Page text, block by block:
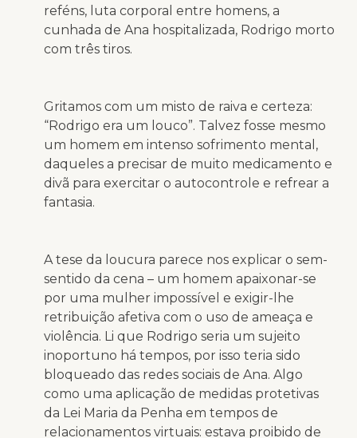
reféns, luta corporal entre homens, a
cunhada de Ana hospitalizada, Rodrigo morto
com três tiros.
Gritamos com um misto de raiva e certeza:
“Rodrigo era um louco”. Talvez fosse mesmo
um homem em intenso sofrimento mental,
daqueles a precisar de muito medicamento e
divã para exercitar o autocontrole e refrear a
fantasia.
A tese da loucura parece nos explicar o sem-
sentido da cena – um homem apaixonar-se
por uma mulher impossível e exigir-lhe
retribuição afetiva com o uso de ameaça e
violência. Li que Rodrigo seria um sujeito
inoportuno há tempos, por isso teria sido
bloqueado das redes sociais de Ana. Algo
como uma aplicação de medidas protetivas
da Lei Maria da Penha em tempos de
relacionamentos virtuais: estava proibido de